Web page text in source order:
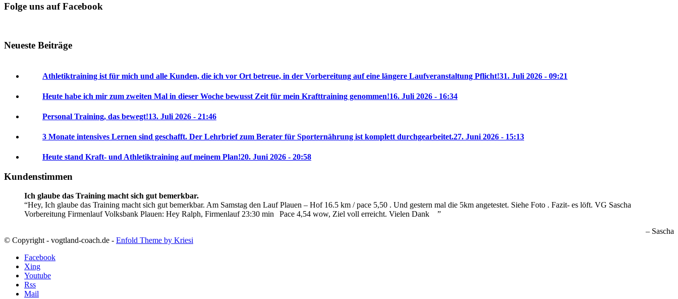
Folge uns auf Facebook
Neueste Beiträge
Athletiktraining ist für mich und alle Kunden, die ich vor Ort betreue, in der Vorbereitung auf eine längere Laufveranstaltung Pflicht!31. Juli 2026 - 09:21
Heute habe ich mir zum zweiten Mal in dieser Woche bewusst Zeit für mein Krafttraining genommen!16. Juli 2026 - 16:34
Personal Training, das bewegt!13. Juli 2026 - 21:46
3 Monate intensives Lernen sind geschafft. Der Lehrbrief zum Berater für Sporternährung ist komplett durchgearbeitet.27. Juni 2026 - 15:13
Heute stand Kraft- und Athletiktraining auf meinem Plan!20. Juni 2026 - 20:58
Kundenstimmen
Ich glaube das Training macht sich gut bemerkbar.
Hey, Ich glaube das Training macht sich gut bemerkbar. Am Samstag den Lauf Plauen – Hof 16.5 km / pace 5,50 . Und gestern mal die 5km angetestet. Siehe Foto . Fazit- es löft. VG Sascha
Vorbereitung Firmenlauf Volksbank Plauen: Hey Ralph, Firmenlauf 23:30 min
Pace 4,54 wow, Ziel voll erreicht. Vielen Dank
Sascha
© Copyright - vogtland-coach.de - Enfold Theme by Kriesi
Facebook
Xing
Youtube
Rss
Mail